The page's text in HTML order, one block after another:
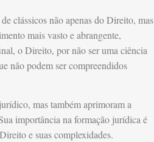
clássicos não apenas do Direito, mas
mais vasto e abrangente,
o Direito, por não ser uma ciência
não podem ser compreendidos
mas também aprimoram a
importância na formação jurídica é
e suas complexidades.